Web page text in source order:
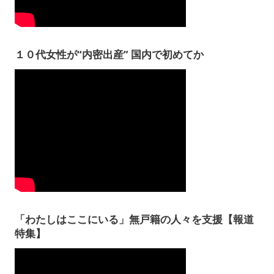
１０代女性が“内密出産” 国内で初めてか
「わたしはここにいる」無戸籍の人々を支援【報道
特集】